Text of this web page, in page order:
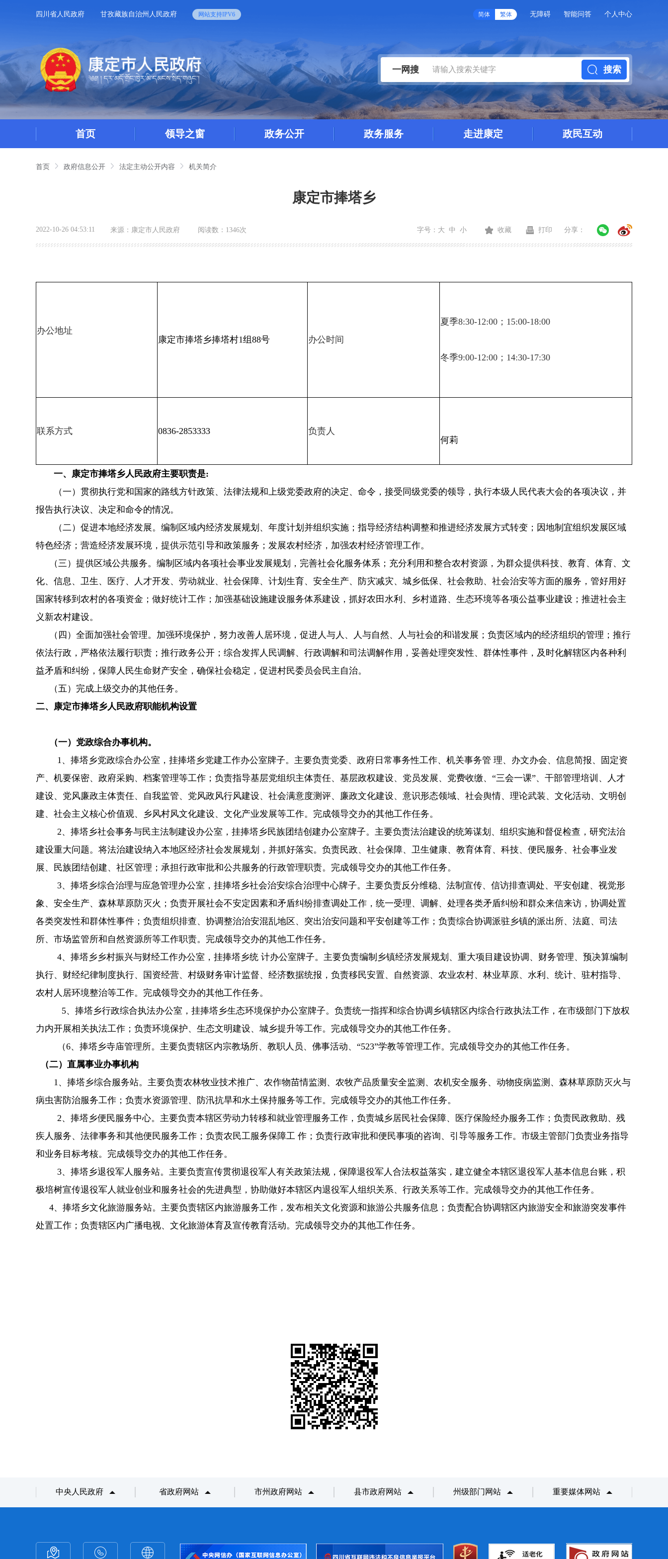
四川省人民政府 甘孜藏族自治州人民政府 网站支持IPV6 简体 繁体 无障碍 智能问答 个人中心
一网搜 搜索
首页 领导之窗 政务公开 政务服务 走进康定 政民互动
首页 政府信息公开 法定主动公开内容 机关简介
康定市捧塔乡
2022-10-26 04:53:11 来源： 康定市人民政府 阅读数： 1346次 字号： 大 中 小 收藏 打印 分享：
办公地址
康定市捧塔乡捧塔村1组88号 办公时间
夏季8:30-12:00；15:00-18:00
冬季9:00-12:00；14:30-17:30
联系方式 0836-2853333
负责人
何莉
一、康定市捧塔乡人民政府主要职责是:
（一）贯彻执行党和国家的路线方针政策、法律法规和上级党委政府的决定、命令，接受同级党委的领导，执行本级人民代表大会的各项决议，并
报告执行决议、决定和命令的情况。
（二）促进本地经济发展。编制区域内经济发展规划、年度计划并组织实施；指导经济结构调整和推进经济发展方式转变；因地制宜组织发展区域
特色经济；营造经济发展环境，提供示范引导和政策服务；发展农村经济，加强农村经济管理工作。
（三）提供区域公共服务。编制区域内各项社会事业发展规划，完善社会化服务体系；充分利用和整合农村资源，为群众提供科技、教育、体育、文
化、信息、卫生、医疗、人才开发、劳动就业、社会保障、计划生育、安全生产、防灾减灾、城乡低保、社会救助、社会治安等方面的服务，管好用好
国家转移到农村的各项资金；做好统计工作；加强基础设施建设服务体系建设，抓好农田水利、乡村道路、生态环境等各项公益事业建设；推进社会主
义新农村建设。
（四）全面加强社会管理。加强环境保护，努力改善人居环境，促进人与人、人与自然、人与社会的和谐发展；负责区域内的经济组织的管理；推行
依法行政，严格依法履行职责；推行政务公开；综合发挥人民调解、行政调解和司法调解作用，妥善处理突发性、群体性事件，及时化解辖区内各种利
益矛盾和纠纷，保障人民生命财产安全，确保社会稳定，促进村民委员会民主自治。
（五）完成上级交办的其他任务。
二、康定市捧塔乡人民政府职能机构设置
（一）党政综合办事机构。
1、捧塔乡党政综合办公室，挂捧塔乡党建工作办公室牌子。主要负责党委、政府日常事务性工作、机关事务管 理、办文办会、信息简报、固定资
产、机要保密、政府采购、档案管理等工作；负责指导基层党组织主体责任、基层政权建设、党员发展、党费收缴、“三会一课”、干部管理培训、人才
建设、党风廉政主体责任、自我监管、党风政风行风建设、社会满意度测评、廉政文化建设、意识形态领域、社会舆情、理论武装、文化活动、文明创
建、社会主义核心价值观、乡风村风文化建设、文化产业发展等工作。完成领导交办的其他工作任务。
2、捧塔乡社会事务与民主法制建设办公室，挂捧塔乡民族团结创建办公室牌子。主要负责法治建设的统筹谋划、组织实施和督促检查，研究法治
建设重大问题。将法治建设纳入本地区经济社会发展规划，并抓好落实。负责民政、社会保障、卫生健康、教育体育、科技、便民服务、社会事业发
展、民族团结创建、社区管理；承担行政审批和公共服务的行政管理职责。完成领导交办的其他工作任务。
3、捧塔乡综合治理与应急管理办公室，挂捧塔乡社会治安综合治理中心牌子。主要负责反分维稳、法制宣传、信访排查调处、平安创建、视觉形
象、安全生产、森林草原防灭火；负责开展社会不安定因素和矛盾纠纷排查调处工作，统一受理、调解、处理各类矛盾纠纷和群众来信来访，协调处置
各类突发性和群体性事件；负责组织排查、协调整治治安混乱地区、突出治安问题和平安创建等工作；负责综合协调派驻乡镇的派出所、法庭、司法
所、市场监管所和自然资源所等工作职责。完成领导交办的其他工作任务。
4、捧塔乡乡村振兴与财经工作办公室，挂捧塔乡统 计办公室牌子。主要负责编制乡镇经济发展规划、重大项目建设协调、财务管理、预决算编制
执行、财经纪律制度执行、国资经营、村级财务审计监督、经济数据统报，负责移民安置、自然资源、农业农村、林业草原、水利、统计、驻村指导、
农村人居环境整治等工作。完成领导交办的其他工作任务。
5、 捧塔乡行政综合执法办公室，挂捧塔乡生态环境保护办公室牌子。负责统一指挥和综合协调乡镇辖区内综合行政执法工作，在市级部门下放权
力内开展相关执法工作；负责环境保护、生态文明建设、城乡提升等工作。完成领导交办的其他工作任务。
（6、捧塔乡寺庙管理所。主要负责辖区内宗教场所、教职人员、佛事活动、“523”学教等管理工作。完成领导交办的其他工作任务。
（二）直属事业办事机构
1、捧塔乡综合服务站。主要负责农林牧业技术推广、农作物苗情监测、农牧产品质量安全监测、农机安全服务、动物疫病监测、森林草原防灭火与
病虫害防治服务工作；负责水资源管理、防汛抗旱和水土保持服务等工作。完成领导交办的其他工作任务。
2、捧塔乡便民服务中心。主要负责本辖区劳动力转移和就业管理服务工作，负责城乡居民社会保障、医疗保险经办服务工作；负责民政救助、残
疾人服务、法律事务和其他便民服务工作；负责农民工服务保障工 作；负责行政审批和便民事项的咨询、引导等服务工作。市级主管部门负责业务指导
和业务目标考核。完成领导交办的其他工作任务。
3、捧塔乡退役军人服务站。主要负责宣传贯彻退役军人有关政策法规，保障退役军人合法权益落实，建立健全本辖区退役军人基本信息台账，积
极培树宣传退役军人就业创业和服务社会的先进典型，协助做好本辖区内退役军人组织关系、行政关系等工作。完成领导交办的其他工作任务。
4、捧塔乡文化旅游服务站。主要负责辖区内旅游服务工作，发布相关文化资源和旅游公共服务信息；负责配合协调辖区内旅游安全和旅游突发事件
处置工作；负责辖区内广播电视、文化旅游体育及宣传教育活动。完成领导交办的其他工作任务。
中央人民政府 省政府网站 市州政府网站 县市政府网站 州级部门网站 重要媒体网站